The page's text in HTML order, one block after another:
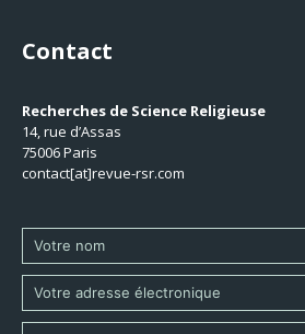
Contact
Recherches de Science Religieuse
14, rue d’Assas
75006 Paris
contact[at]revue-rsr.com